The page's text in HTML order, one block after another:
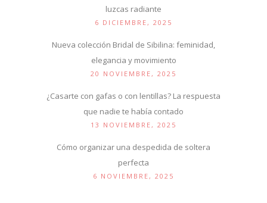
luzcas radiante
6 DICIEMBRE, 2025
Nueva colección Bridal de Sibilina: feminidad,
elegancia y movimiento
20 NOVIEMBRE, 2025
¿Casarte con gafas o con lentillas? La respuesta
que nadie te había contado
13 NOVIEMBRE, 2025
Cómo organizar una despedida de soltera
perfecta
6 NOVIEMBRE, 2025